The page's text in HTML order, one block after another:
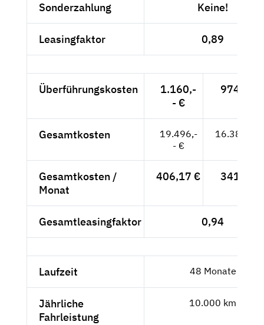
Sonderzahlung Keine!
Leasingfaktor 0,89
Überführungskosten
1.160,-
- €
974,79 €
Gesamtkosten
19.496,-
- €
16.383,19
Gesamtkosten /
Monat
406,17 € 341,32 €
Gesamtleasingfaktor 0,94
Laufzeit 48 Monate
Jährliche
Fahrleistung
10.000 km